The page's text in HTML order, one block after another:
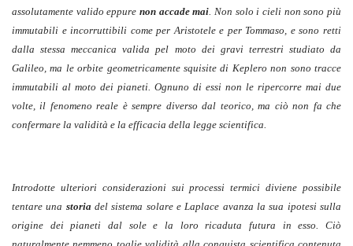
assolutamente valido eppure non accade mai. Non solo i cieli non sono più
immutabili e incorruttibili come per Aristotele e per Tommaso, e sono retti
dalla stessa meccanica valida pel moto dei gravi terrestri studiato da
Galileo, ma le orbite geometricamente squisite di Keplero non sono tracce
immutabili al moto dei pianeti. Ognuno di essi non le ripercorre mai due
volte, il fenomeno reale è sempre diverso dal teorico, ma ciò non fa che
confermare la validità e la efficacia della legge scientifica.
Introdotte ulteriori considerazioni sui processi termici diviene possibile
tentare una storia del sistema solare e Laplace avanza la sua ipotesi sulla
origine dei pianeti dal sole e la loro ricaduta futura in esso. Ciò